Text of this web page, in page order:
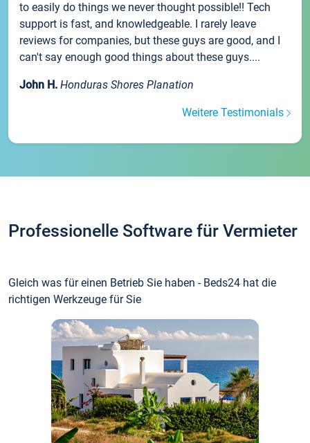
to easily do things we never thought possible!! Tech
support is fast, and knowledgeable. I rarely leave
reviews for companies, but these guys are good, and I
can't say enough good things about these guys....
John H. Honduras Shores Planation
Weitere Testimonials
Professionelle Software für Vermieter
Gleich was für einen Betrieb Sie haben - Beds24 hat die
richtigen Werkzeuge für Sie